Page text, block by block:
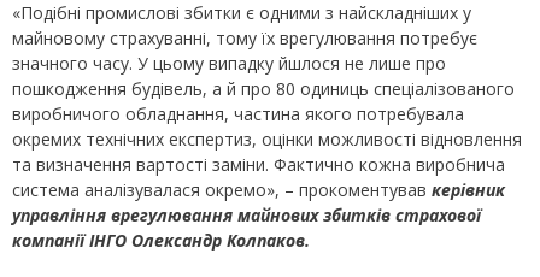
«Подібні промислові збитки є одними з найскладніших у
майновому страхуванні, тому їх врегулювання потребує
значного часу. У цьому випадку йшлося не лише про
пошкодження будівель, а й про 80 одиниць спеціалізованого
виробничого обладнання, частина якого потребувала
окремих технічних експертиз, оцінки можливості відновлення
та визначення вартості заміни. Фактично кожна виробнича
система аналізувалася окремо», – прокоментував керівник
управління врегулювання майнових збитків страхової
компанії ІНГО Олександр Колпаков.